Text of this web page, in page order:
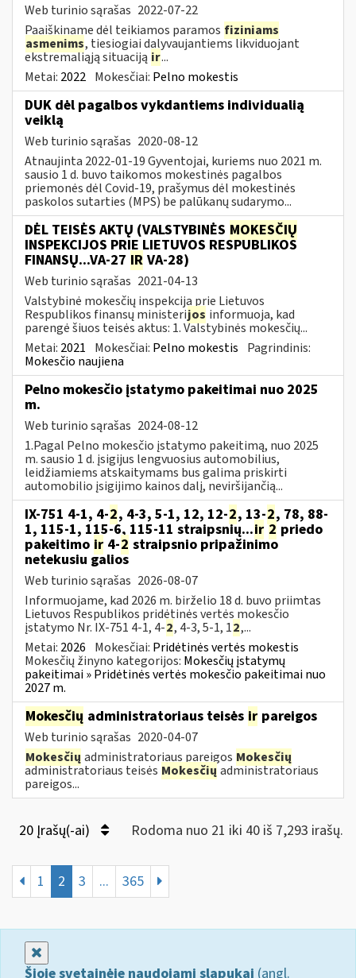
Web turinio sąrašas 2022-07-22
Paaiškiname dėl teikiamos paramos fiziniams
asmenims, tiesiogiai dalyvaujantiems likviduojant
ekstremaliąją situaciją ir...
Metai: 2022 Mokesčiai: Pelno mokestis
DUK dėl pagalbos vykdantiems individualią
veiklą
Web turinio sąrašas 2020-08-12
Atnaujinta 2022-01-19 Gyventojai, kuriems nuo 2021 m.
sausio 1 d. buvo taikomos mokestinės pagalbos
priemonės dėl Covid-19, prašymus dėl mokestinės
paskolos sutarties (MPS) be palūkanų sudarymo...
DĖL TEISĖS AKTŲ (VALSTYBINĖS MOKESČIŲ
INSPEKCIJOS PRIE LIETUVOS RESPUBLIKOS
FINANSŲ...VA-27 IR VA-28)
Web turinio sąrašas 2021-04-13
Valstybinė mokesčių inspekcija prie Lietuvos
Respublikos finansų ministerijos informuoja, kad
parengė šiuos teisės aktus: 1. Valstybinės mokesčių...
Metai: 2021 Mokesčiai: Pelno mokestis Pagrindinis:
Mokesčio naujiena
Pelno mokesčio įstatymo pakeitimai nuo 2025
m.
Web turinio sąrašas 2024-08-12
1.Pagal Pelno mokesčio įstatymo pakeitimą, nuo 2025
m. sausio 1 d. įsigijus lengvuosius automobilius,
leidžiamiems atskaitymams bus galima priskirti
automobilio įsigijimo kainos dalį, neviršijančią...
IX-751 4-1, 4-2, 4-3, 5-1, 12, 12-2, 13-2, 78, 88-
1, 115-1, 115-6, 115-11 straipsnių...ir 2 priedo
pakeitimo ir 4-2 straipsnio pripažinimo
netekusiu galios
Web turinio sąrašas 2026-08-07
Informuojame, kad 2026 m. birželio 18 d. buvo priimtas
Lietuvos Respublikos pridėtinės vertės mokesčio
įstatymo Nr. IX-751 4-1, 4-2, 4-3, 5-1, 12,...
Metai: 2026 Mokesčiai: Pridėtinės vertės mokestis
Mokesčių žinyno kategorijos: Mokesčių įstatymų
pakeitimai » Pridėtinės vertės mokesčio pakeitimai nuo
2027 m.
Mokesčių administratoriaus teisės ir pareigos
Web turinio sąrašas 2020-04-07
Mokesčių administratoriaus pareigos Mokesčių
administratoriaus teisės Mokesčių administratoriaus
pareigos...
20 Įrašų(-ai) Rodoma nuo 21 iki 40 iš 7,293 irašų.
1 2 3 ... 365
Šioje svetainėje naudojami slapukai (angl.